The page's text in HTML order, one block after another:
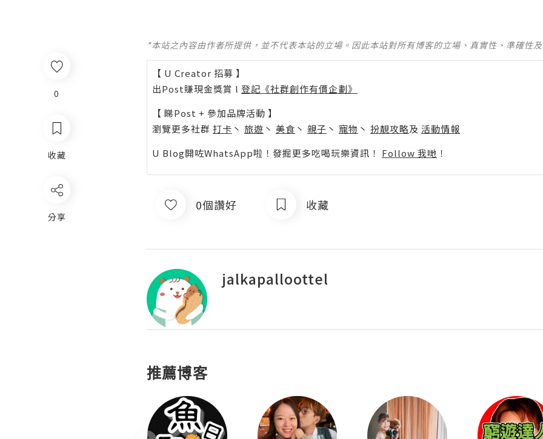
0
收藏
分享
*本站之內容由作者所提供，並不代表本站的立場。因此本站對所有博客的立場、真實性、準確性
【 U Creator 招募 】
出Post賺現金獎賞 l 登記《社群創作有價企劃》
【 睇Post + 參加品牌活動 】
瀏覽更多社群 打卡 丶 旅遊 丶 美食 丶 親子 丶 寵物 丶 扮靚攻略及 活動情報
U Blog開咗WhatsApp啦！發掘更多吃喝玩樂資訊！ Follow 我哋 ！
0個讚好 收藏
jalkapalloottel
推薦博客